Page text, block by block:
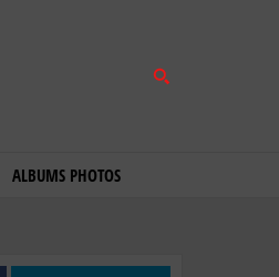
ALBUMS PHOTOS